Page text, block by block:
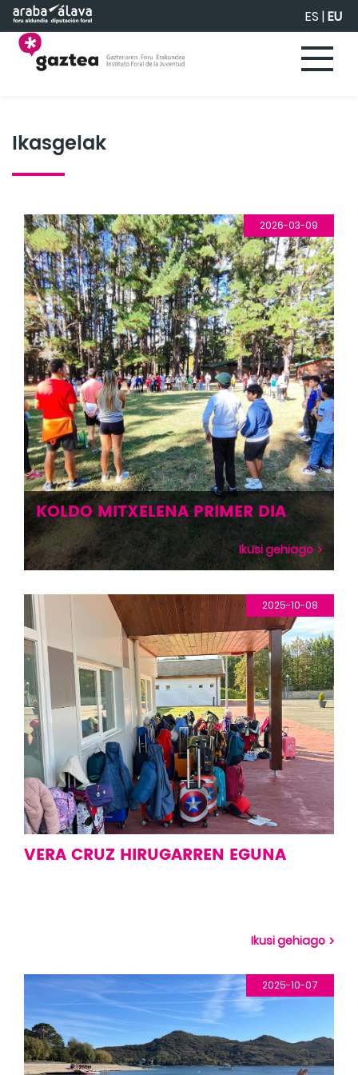
Eduki nagusira joan ES |EU
Ikasgelak
2026-03-09
KOLDO MITXELENA PRIMER DIA
Ikusi gehiago
2025-10-08
VERA CRUZ HIRUGARREN EGUNA
Ikusi gehiago
2025-10-07